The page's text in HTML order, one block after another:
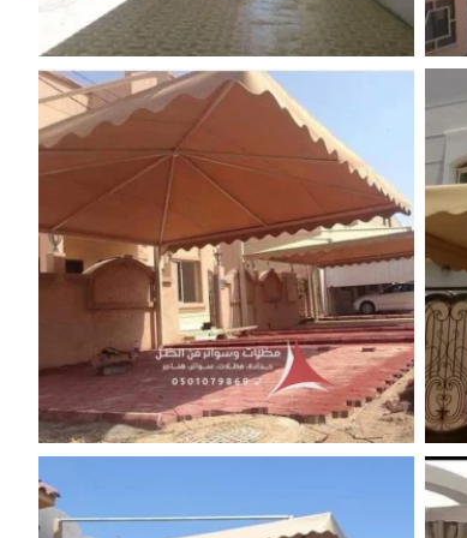
مظلات قماش رخيصة